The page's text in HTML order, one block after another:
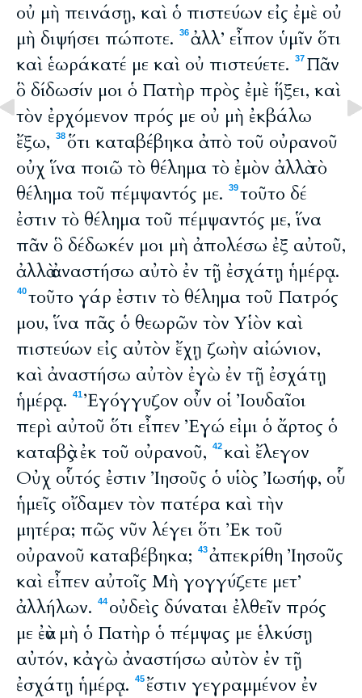
οὐ μὴ πεινάσῃ, καὶ ὁ πιστεύων εἰς ἐμὲ οὐ
μὴ διψήσει πώποτε.
36ἀλλ’ εἶπον ὑμῖν ὅτι
καὶ ἑωράκατέ με καὶ οὐ πιστεύετε.
37 Πᾶν
ὃ δίδωσίν μοι ὁ Πατὴρ πρὸς ἐμὲ ἥξει, καὶ
τὸν ἐρχόμενον πρός με οὐ μὴ ἐκβάλω
ἔξω,
38ὅτι καταβέβηκα ἀπὸ τοῦ οὐρανοῦ
οὐχ ἵνα ποιῶ τὸ θέλημα τὸ ἐμὸν ἀλλὰ τὸ
θέλημα τοῦ πέμψαντός με.
39τοῦτο δέ
ἐστιν τὸ θέλημα τοῦ πέμψαντός με, ἵνα
πᾶν ὃ δέδωκέν μοι μὴ ἀπολέσω ἐξ αὐτοῦ,
ἀλλὰ ἀναστήσω αὐτὸ ἐν τῇ ἐσχάτῃ ἡμέρᾳ.
40τοῦτο γάρ ἐστιν τὸ θέλημα τοῦ Πατρός
μου, ἵνα πᾶς ὁ θεωρῶν τὸν Υἱὸν καὶ
πιστεύων εἰς αὐτὸν ἔχῃ ζωὴν αἰώνιον,
καὶ ἀναστήσω αὐτὸν ἐγὼ ἐν τῇ ἐσχάτῃ
ἡμέρᾳ.
41Ἐγόγγυζον οὖν οἱ Ἰουδαῖοι
περὶ αὐτοῦ ὅτι εἶπεν Ἐγώ εἰμι ὁ ἄρτος ὁ
καταβὰς ἐκ τοῦ οὐρανοῦ,
42καὶ ἔλεγον
Οὐχ οὗτός ἐστιν Ἰησοῦς ὁ υἱὸς Ἰωσήφ, οὗ
ἡμεῖς οἴδαμεν τὸν πατέρα καὶ τὴν
μητέρα; πῶς νῦν λέγει ὅτι Ἐκ τοῦ
οὐρανοῦ καταβέβηκα;
43ἀπεκρίθη Ἰησοῦς
καὶ εἶπεν αὐτοῖς Μὴ γογγύζετε μετ’
ἀλλήλων.
44 οὐδεὶς δύναται ἐλθεῖν πρός
με ἐὰν μὴ ὁ Πατὴρ ὁ πέμψας με ἑλκύσῃ
αὐτόν, κἀγὼ ἀναστήσω αὐτὸν ἐν τῇ
ἐσχάτῃ ἡμέρᾳ.
45 ἔστιν γεγραμμένον ἐν